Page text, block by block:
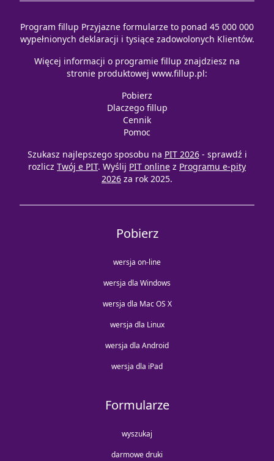
Program fillup Przyjazne formularze to ponad 45 000 000
wypełnionych deklaracji i tysiące zadowolonych Klientów.
Więcej informacji o programie fillup znajdziesz na
stronie produktowej www.fillup.pl:
Pobierz
Dlaczego fillup
Cennik
Pomoc
Szukasz najlepszego sposobu na PIT 2026 - sprawdź i
rozlicz Twój e PIT. Wyślij PIT online z Programu e-pity
2026 za rok 2025.
Pobierz
wersja on-line
wersja dla Windows
wersja dla Mac OS X
wersja dla Linux
wersja dla Android
wersja dla iPad
Formularze
wyszukaj
darmowe druki